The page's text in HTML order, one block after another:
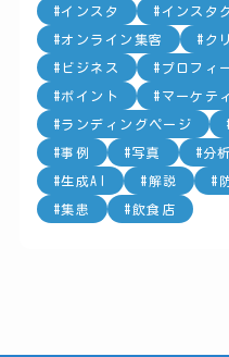
インスタ インスタ
オンライン集客 ク
ビジネス プロフィ
ポイント マーケテ
ランディングページ
事例 写真 分析
生成AI 解説
集患 飲食店